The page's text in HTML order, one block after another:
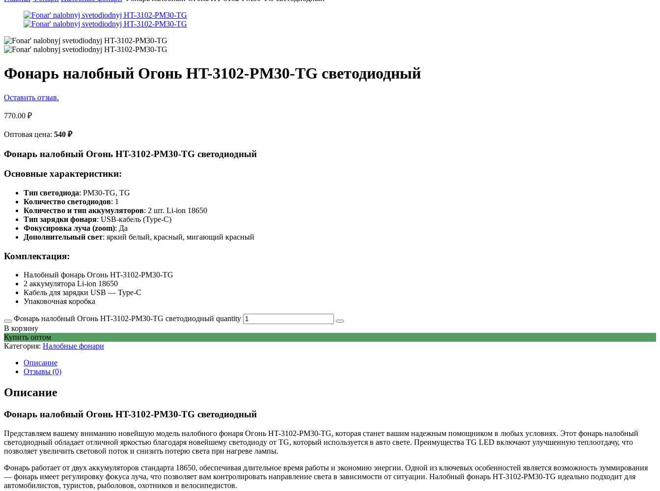
Фонарь налобный Огонь HT-3102-PM30-TG светодиодный
Оставить отзыв.
770.00 ₽
Оптовая цена: 540 ₽
Фонарь налобный Огонь HT-3102-PM30-TG светодиодный
Основные характеристики:
Тип светодиода: PM30-TG, TG
Количество светодиодов: 1
Количество и тип аккумуляторов: 2 шт. Li-ion 18650
Тип зарядки фонаря: USB-кабель (Type-C)
Фокусировка луча (zoom): Да
Дополнительный свет: яркий белый, красный, мигающий красный
Комплектация:
Налобный фонарь Огонь HT-3102-PM30-TG
2 аккумулятора Li-ion 18650
Кабель для зарядки USB — Type-C
Упаковочная коробка
Фонарь налобный Огонь HT-3102-PM30-TG светодиодный quantity
В корзину
Купить оптом
Категория: Налобные фонари
Описание
Отзывы (0)
Описание
Фонарь налобный Огонь HT-3102-PM30-TG светодиодный
Представляем вашему вниманию новейшую модель налобного фонаря Огонь HT-3102-PM30-TG, которая станет вашим надежным помощником в любых условиях. Этот фонарь налобный
светодиодный обладает отличной яркостью благодаря новейшему светодиоду от TG, который используется в авто свете. Преимущества TG LED включают улучшенную теплоотдачу, что
позволяет увеличить световой поток и снизить потерю света при нагреве лампы.
Фонарь работает от двух аккумуляторов стандарта 18650, обеспечивая длительное время работы и экономию энергии. Одной из ключевых особенностей является возможность зуммирования
— фонарь имеет регулировку фокуса луча, что позволяет вам контролировать направление света в зависимости от ситуации. Налобный фонарь HT-3102-PM30-TG идеально подходит для
автомобилистов, туристов, рыболовов, охотников и велосипедистов.